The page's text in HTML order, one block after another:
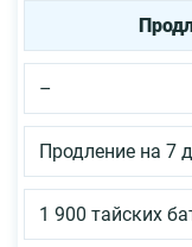
–
Продление на 7
1 900 тайских